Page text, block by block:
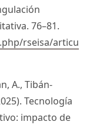
76–81.
rseisa/articu
A., Tibán-
Tecnología
impacto de